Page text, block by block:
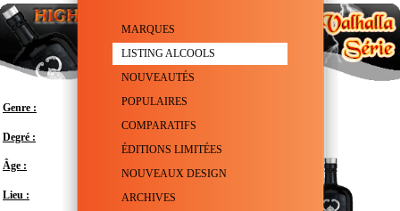
MARQUES
LISTING ALCOOLS
NOUVEAUTÉS
POPULAIRES
COMPARATIFS
ÉDITIONS LIMITÉES
NOUVEAUX DESIGN
ARCHIVES
Genre : Scotch Whisky - Single malt
Degré :
Âge :
Lieu :
Kirkwall